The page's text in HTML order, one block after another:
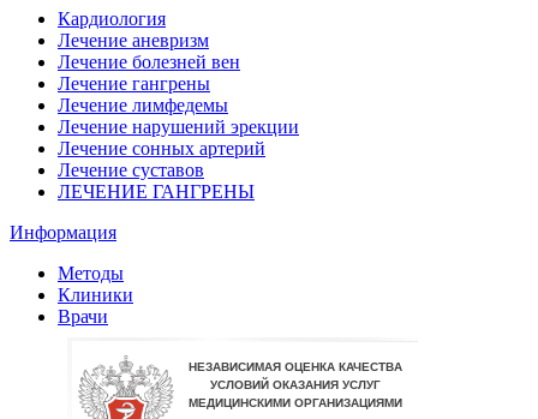
Кардиология
Лечение аневризм
Лечение болезней вен
Лечение гангрены
Лечение лимфедемы
Лечение нарушений эрекции
Лечение сонных артерий
Лечение суставов
ЛЕЧЕНИЕ ГАНГРЕНЫ
Информация
Методы
Клиники
Врачи